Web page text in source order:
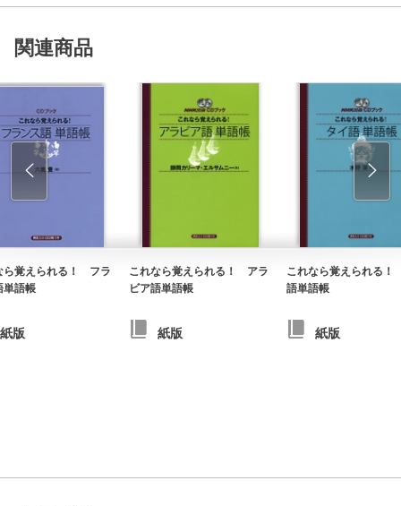
関連商品
ら覚えられる！ フラ
単語帳
紙版
これなら覚えられる！ アラ
ビア語単語帳
紙版
これなら覚えられる
語単語帳
紙版